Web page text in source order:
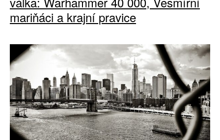
mariňáci a krajní pravice